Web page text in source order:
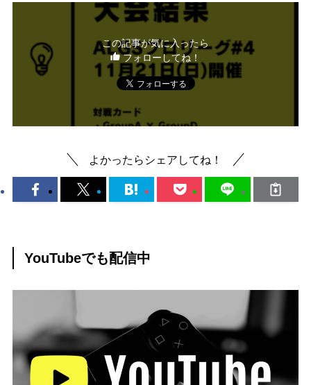
この記事が気に入ったら
フォローしてね！
よかったらシェアしてね！
YouTubeでも配信中